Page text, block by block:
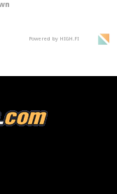
Powered by HIGH.FI